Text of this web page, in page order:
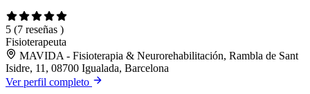
5 (7 reseñas )
Fisioterapeuta
MAVIDA - Fisioterapia & Neurorehabilitación, Rambla de Sant
Isidre, 11, 08700 Igualada, Barcelona
Ver perfil completo